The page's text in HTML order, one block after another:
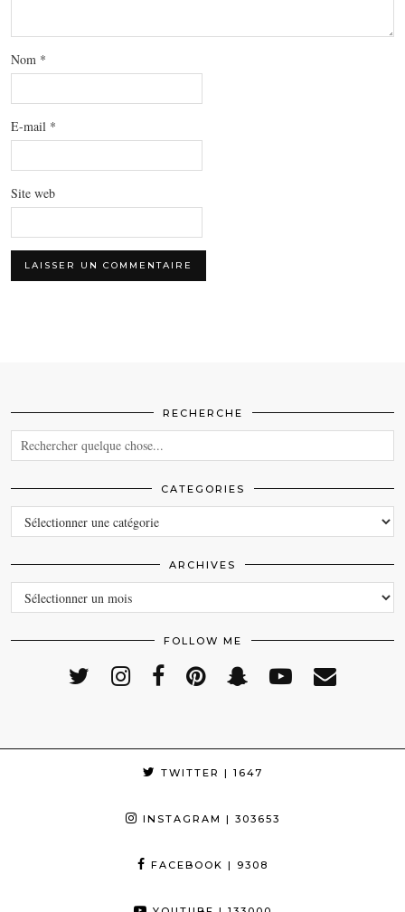
Nom *
E-mail *
Site web
RECHERCHE
CATEGORIES
CATEGORIES
ARCHIVES
ARCHIVES
FOLLOW ME
TWITTER | 1647
INSTAGRAM | 303653
FACEBOOK | 9308